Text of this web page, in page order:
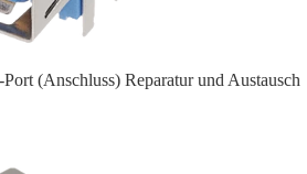
(Anschluss) Reparatur und Austausch